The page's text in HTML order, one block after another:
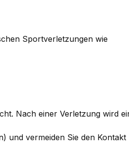
Sportverletzungen wie
Nach einer Verletzung wird
vermeiden Sie den Kontakt